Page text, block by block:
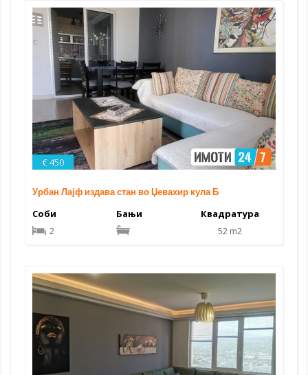
€ 450
Урбан Лајф издава стан во Џевахир кула Б
Соби
2
Бањи
Квадратура
52 m2